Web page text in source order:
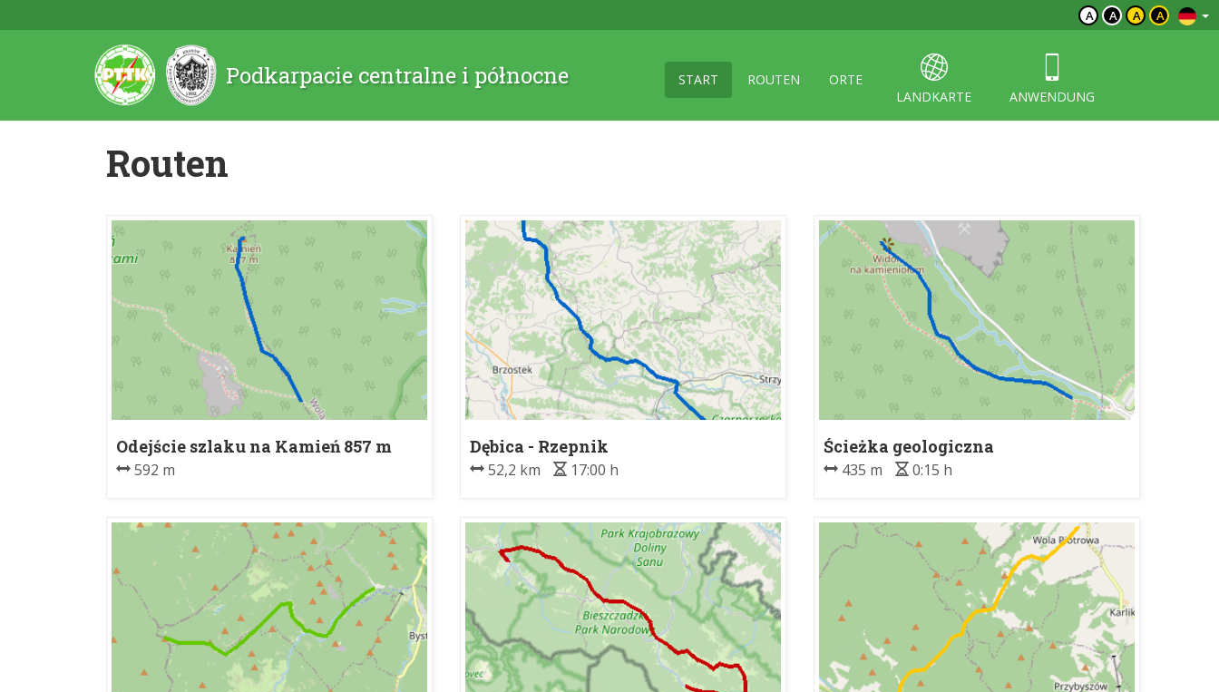
A A A A
Podkarpacie centralne i północne START ROUTEN
ORTE
LANDKARTE
ANWENDUNG
Routen
Odejście szlaku na Kamień 857 m
n.p.m. - Kamień 857 m n.p.m.
592 m
Dębica - Rzepnik
52,2 km 17:00 h
Ścieżka geologiczna
435 m 0:15 h